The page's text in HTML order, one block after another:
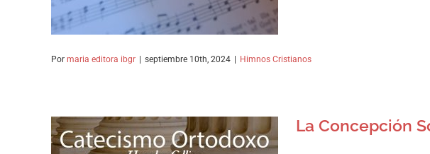
Por maria editora ibgr septiembre 10th, 2024 Himnos Cristianos
La Concepción